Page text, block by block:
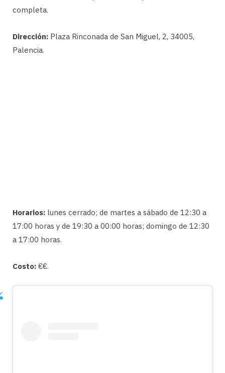
completa.
Dirección: Plaza Rinconada de San Miguel, 2, 34005,
Palencia.
Horarios: lunes cerrado; de martes a sábado de 12:30 a
17:00 horas y de 19:30 a 00:00 horas; domingo de 12:30
a 17:00 horas.
Costo: €€.